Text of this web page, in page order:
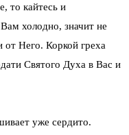
то кайтесь и
холодно, значит не
Него. Коркой греха
Святого Духа в Вас и
уже сердито.